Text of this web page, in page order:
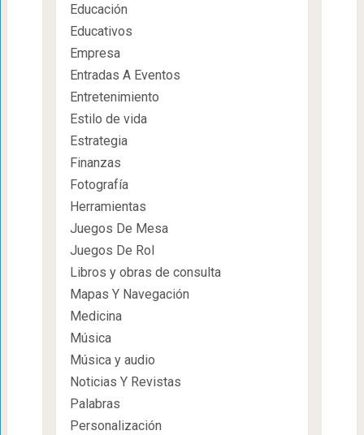
Educación
Educativos
Empresa
Entradas A Eventos
Entretenimiento
Estilo de vida
Estrategia
Finanzas
Fotografía
Herramientas
Juegos De Mesa
Juegos De Rol
Libros y obras de consulta
Mapas Y Navegación
Medicina
Música
Música y audio
Noticias Y Revistas
Palabras
Personalización